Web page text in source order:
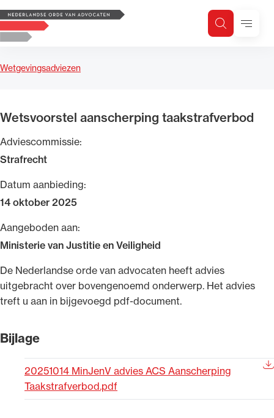
Logo, to the homepage
ZoekenMenu
Wetgevingsadviezen
Wetsvoorstel aanscherping taakstrafverbod
Adviescommissie:
Strafrecht
Datum aanbieding:
14 oktober 2025
Aangeboden aan:
Ministerie van Justitie en Veiligheid
​De Nederlandse orde van advocaten heeft advies
uitgebracht over bovengenoemd onderwerp. Het advies
treft u aan in bijgevoegd pdf-document.
Bijlage
20251014 MinJenV advies ACS Aanscherping
Taakstrafverbod.pdf
Zoeken
Zoek op trefwoord
Uitgelicht